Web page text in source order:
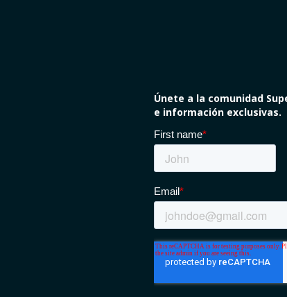
Únete a la comunidad
e información exclusivas.